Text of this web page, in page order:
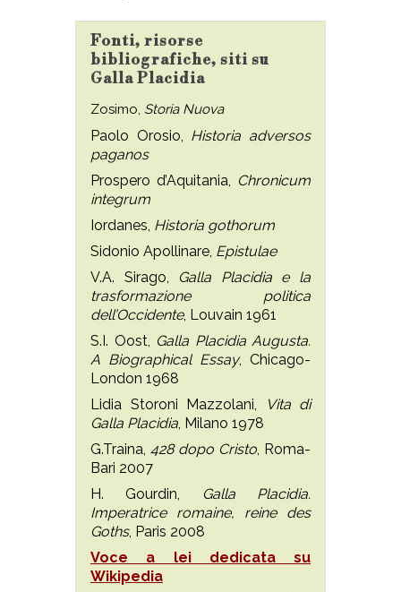
Fonti, risorse
bibliografiche, siti su
Galla Placidia
Zosimo, Storia Nuova
Paolo Orosio, Historia adversos
paganos
Prospero d’Aquitania,
Chronicum
integrum
Iordanes, Historia gothorum
Sidonio Apollinare, Epistulae
V.A. Sirago, Galla Placidia e la
trasformazione politica
dell’Occidente, Louvain 1961
S.I. Oost, Galla Placidia Augusta.
A Biographical Essay, Chicago-
London 1968
Lidia Storoni Mazzolani,
Vita di
Galla Placidia , Milano 1978
G.Traina, 428 dopo Cristo , Roma-
Bari 2007
H. Gourdin,
Galla Placidia.
Imperatrice romaine, reine des
Goths, Paris 2008
Voce a lei dedicata su
Wikipedia